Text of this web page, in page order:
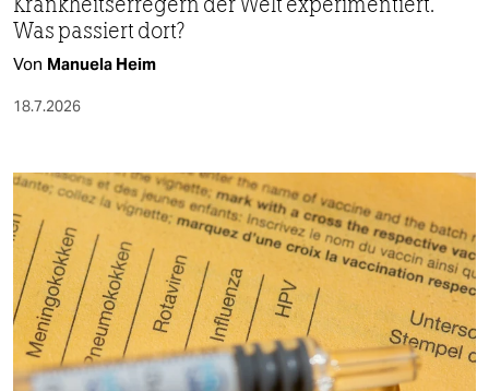
Was passiert dort?
Von Manuela Heim
18.7.2026